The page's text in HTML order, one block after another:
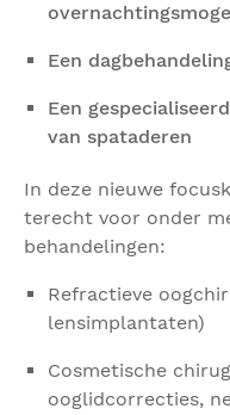
Een
Een
van spataderen
In deze nieuwe
terecht voor onder
behandelingen:
Refractieve
lensimplantaten)
Cosmetische
ooglidcorrecties,